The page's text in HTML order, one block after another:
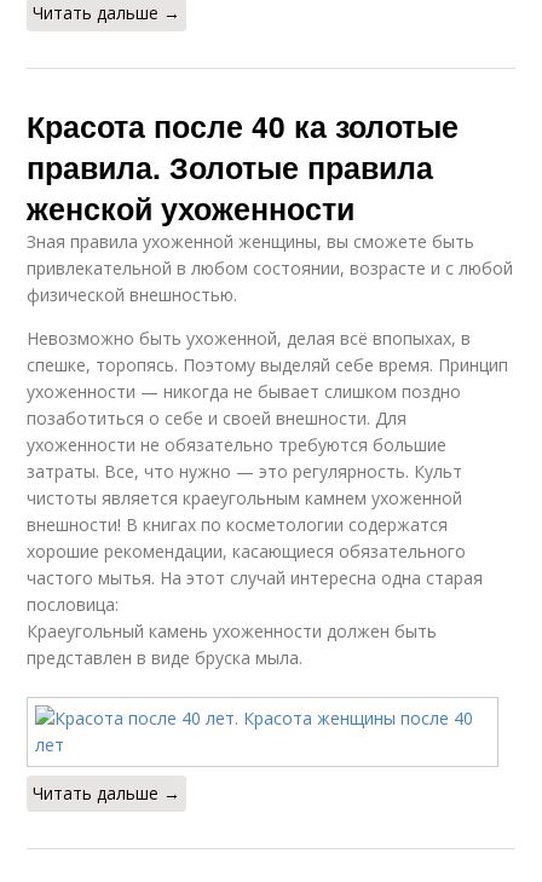
Читать дальше →
Красота после 40 ка золотые
правила. Золотые правила
женской ухоженности
Зная правила ухоженной женщины, вы сможете быть
привлекательной в любом состоянии, возрасте и с любой
физической внешностью.
Невозможно быть ухоженной, делая всё впопыхах, в
спешке, торопясь. Поэтому выделяй себе время. Принцип
ухоженности — никогда не бывает слишком поздно
позаботиться о себе и своей внешности. Для
ухоженности не обязательно требуются большие
затраты. Все, что нужно — это регулярность. Культ
чистоты является краеугольным камнем ухоженной
внешности! В книгах по косметологии содержатся
хорошие рекомендации, касающиеся обязательного
частого мытья. На этот случай интересна одна старая
пословица:
Краеугольный камень ухоженности должен быть
представлен в виде бруска мыла.
Читать дальше →